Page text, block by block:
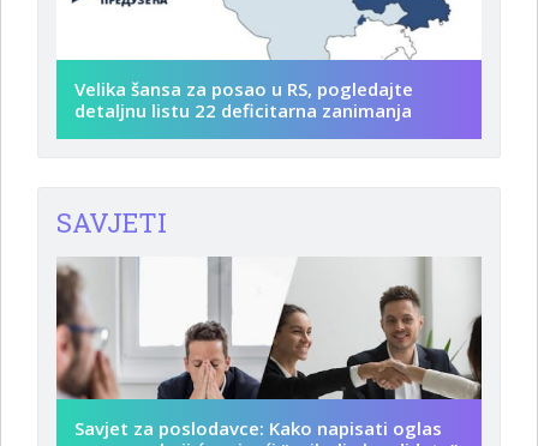
Velika šansa za posao u RS, pogledajte
detaljnu listu 22 deficitarna zanimanja
SAVJETI
Savjet za poslodavce: Kako napisati oglas